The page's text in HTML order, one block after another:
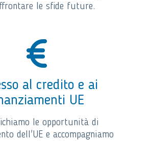
le sfide future.
al credito e ai
UE
le opportunità di
dell'UE e accompagniamo